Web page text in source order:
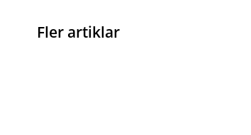
Fler artiklar